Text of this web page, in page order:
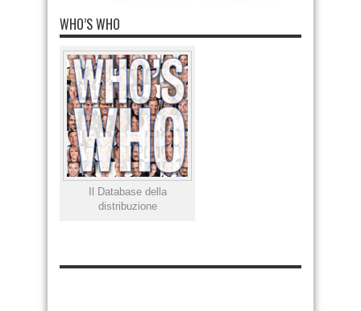
WHO’S WHO
Il Database della
distribuzione